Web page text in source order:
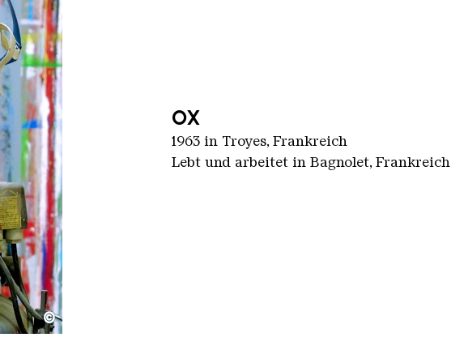
©
OX
1963 in Troyes, Frankreich
Lebt und arbeitet in Bagnolet, Frankreich